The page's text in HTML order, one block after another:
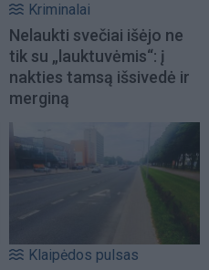
Kriminalai
Nelaukti svečiai išėjo ne
tik su „lauktuvėmis“: į
nakties tamsą išsivedė ir
merginą
Klaipėdos pulsas